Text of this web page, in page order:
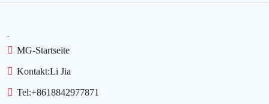
MG-Startseite
Kontakt:Li Jia
Tel:+8618842977871